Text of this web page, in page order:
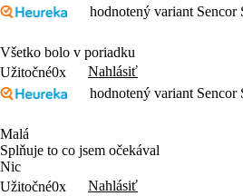
hodnotený variant Sencor
Všetko bolo v poriadku
Užitočné0x
Nahlásiť
hodnotený variant
Malá
Splňuje to co jsem očekával
Nic
Užitočné0x
Nahlásiť